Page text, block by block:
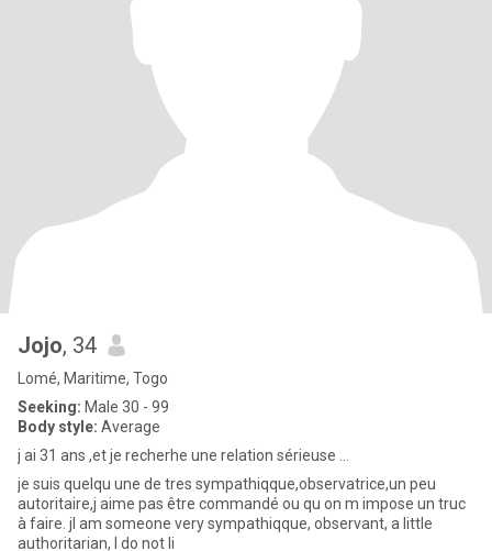
Jojo, 34
Lomé, Maritime, Togo
Seeking: Male 30 - 99
Body style: Average
j ai 31 ans ,et je recherhe une relation sérieuse ...
je suis quelqu une de tres sympathiqque,observatrice,un peu
autoritaire,j aime pas être commandé ou qu on m impose un truc
à faire. jI am someone very sympathiqque, observant, a little
authoritarian, I do not li